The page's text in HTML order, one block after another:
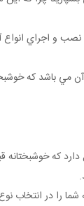
و اجراي انواع
مي باشد که
که
را در انتخاب